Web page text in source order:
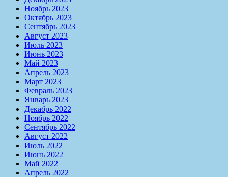
Ноябрь 2023
Октябрь 2023
Сентябрь 2023
Август 2023
Июль 2023
Июнь 2023
Май 2023
Апрель 2023
Март 2023
Февраль 2023
Январь 2023
Декабрь 2022
Ноябрь 2022
Сентябрь 2022
Август 2022
Июль 2022
Июнь 2022
Май 2022
Апрель 2022